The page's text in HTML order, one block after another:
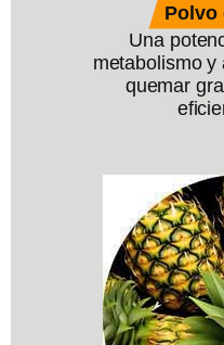
Polvo
Una
metabolismo y
quemar